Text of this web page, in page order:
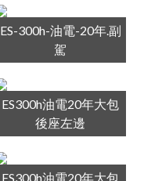
ES-300h-油電-20年.副
駕
ES300h油電20年大包
後座左邊
ES300h油電20年大包